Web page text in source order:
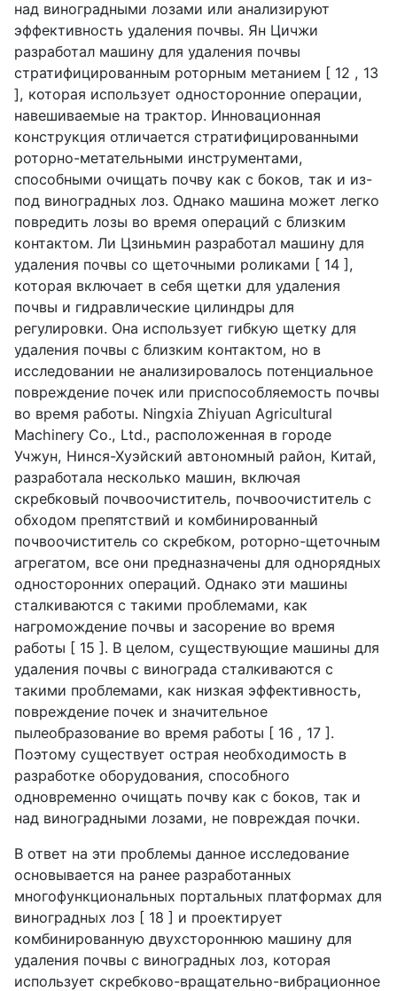
над виноградными лозами или анализируют
эффективность удаления почвы. Ян Цичжи
разработал машину для удаления почвы
стратифицированным роторным метанием [ 12 , 13
], которая использует односторонние операции,
навешиваемые на трактор. Инновационная
конструкция отличается стратифицированными
роторно-метательными инструментами,
способными очищать почву как с боков, так и из-
под виноградных лоз. Однако машина может легко
повредить лозы во время операций с близким
контактом. Ли Цзиньмин разработал машину для
удаления почвы со щеточными роликами [ 14 ],
которая включает в себя щетки для удаления
почвы и гидравлические цилиндры для
регулировки. Она использует гибкую щетку для
удаления почвы с близким контактом, но в
исследовании не анализировалось потенциальное
повреждение почек или приспособляемость почвы
во время работы. Ningxia Zhiyuan Agricultural
Machinery Co., Ltd., расположенная в городе
Учжун, Нинся-Хуэйский автономный район, Китай,
разработала несколько машин, включая
скребковый почвоочиститель, почвоочиститель с
обходом препятствий и комбинированный
почвоочиститель со скребком, роторно-щеточным
агрегатом, все они предназначены для однорядных
односторонних операций. Однако эти машины
сталкиваются с такими проблемами, как
нагромождение почвы и засорение во время
работы [ 15 ]. В целом, существующие машины для
удаления почвы с винограда сталкиваются с
такими проблемами, как низкая эффективность,
повреждение почек и значительное
пылеобразование во время работы [ 16 , 17 ].
Поэтому существует острая необходимость в
разработке оборудования, способного
одновременно очищать почву как с боков, так и
над виноградными лозами, не повреждая почки.
В ответ на эти проблемы данное исследование
основывается на ранее разработанных
многофункциональных портальных платформах для
виноградных лоз [ 18 ] и проектирует
комбинированную двухстороннюю машину для
удаления почвы с виноградных лоз, которая
использует скребково-вращательно-вибрационное